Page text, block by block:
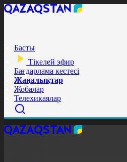
Басты
Тікелей эфир
Бағдарлама кестесі
Жаңалықтар
Жобалар
Телехикаялар